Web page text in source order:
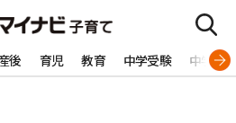
後 育児 教育 中学受験 中学生